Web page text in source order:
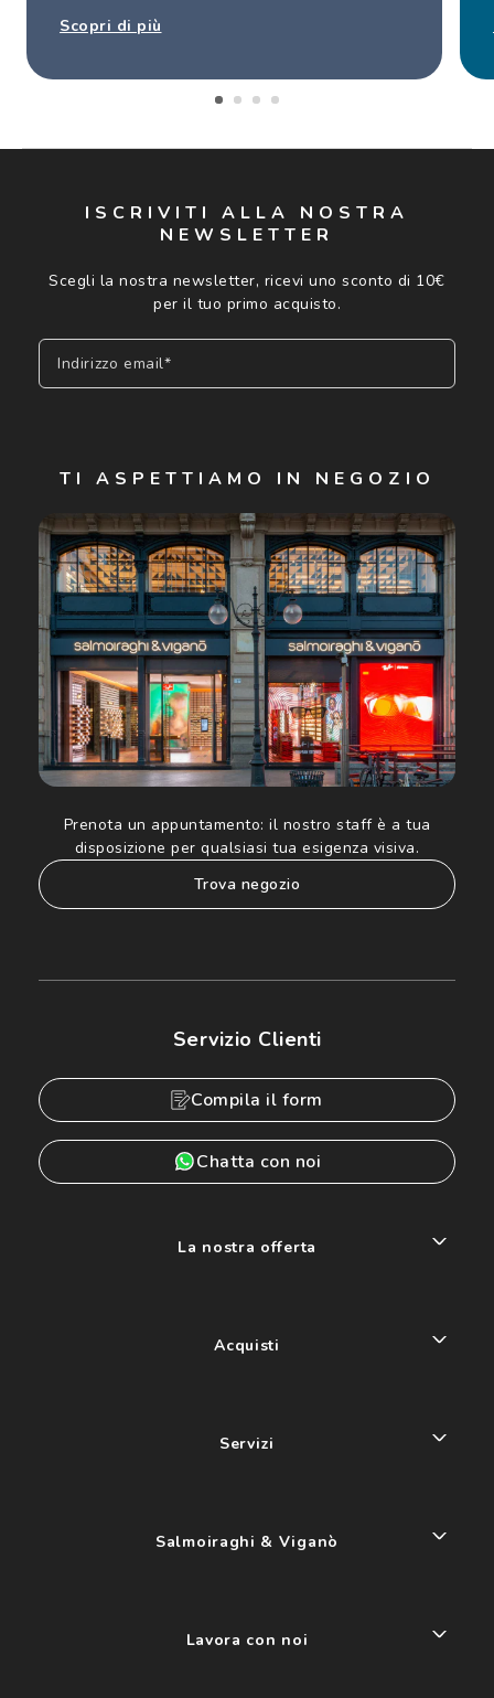
Scopri di più
ISCRIVITI ALLA NOSTRA
NEWSLETTER
Scegli la nostra newsletter, ricevi uno sconto di 10€
per il tuo primo acquisto.
Indirizzo email*
Cliccando su "Iscriviti", confermo di avere più di 16 anni e
acconsento all'utilizzo dei miei Dati Personali da parte di
Luxottica Group S.p.A. per l'invio di offerte speciali, novità
ed altre comunicazioni di carattere pubblicitario (consultare
Informativa sulla privacyper ulteriori informazioni).
TI ASPETTIAMO IN NEGOZIO
Prenota un appuntamento: il nostro staff è a tua
disposizione per qualsiasi tua esigenza visiva.
trova negozio
Servizio Clienti
Compila il form
Chatta con noi
La nostra offerta
Acquisti
Servizi
Salmoiraghi & Viganò
Lavora con noi